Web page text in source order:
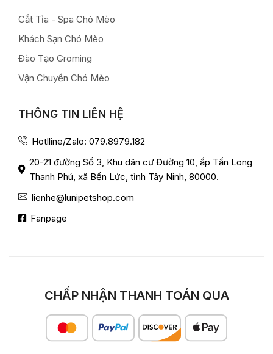
Cắt Tỉa - Spa Chó Mèo
Khách Sạn Chó Mèo
Đào Tạo Groming
Vận Chuyển Chó Mèo
THÔNG TIN LIÊN HỆ
Hotlline/Zalo: 079.8979.182
20-21 đường Số 3, Khu dân cư Đường 10, ấp Tấn Long
Thanh Phú, xã Bến Lức, tỉnh Tây Ninh, 80000.
lienhe@lunipetshop.com
Fanpage
CHẤP NHẬN THANH TOÁN QUA